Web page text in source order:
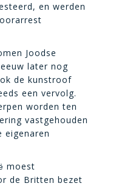
en werden
Joodse
later nog
de kunstroof
een vervolg.
worden ten
vastgehouden
eigenaren
moest
de Britten bezet